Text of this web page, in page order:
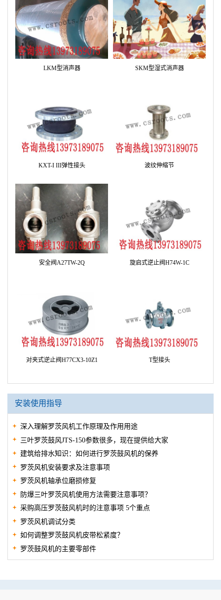
LKM型消声器 SKM型湿式消声器
KXT-I III弹性接头 波纹伸缩节
安全阀A27TW-2Q 旋启式逆止阀H74W-1C
对夹式逆止阀H77CX3-10Z1 T型接头
安装使用指导
深入理解罗茨风机工作原理及作用用途
三叶罗茨鼓风JTS-150参数很多，现在提供给大家
建筑给排水知识：如何进行罗茨鼓风机的保养
罗茨风机安装要求及注意事项
罗茨风机轴承位磨损修复
防爆三叶罗茨风机使用方法需要注意事项？
采购高压罗茨鼓风机时的注意事项 5个重点
罗茨风机调试分类
如何调整罗茨鼓风机皮带松紧度？
罗茨鼓风机的主要零部件